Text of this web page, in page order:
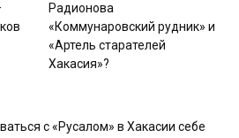
Радионова
«Коммунаровский рудник» и
«Артель старателей
Хакасия»?
с «Русалом» в Хакасии себе